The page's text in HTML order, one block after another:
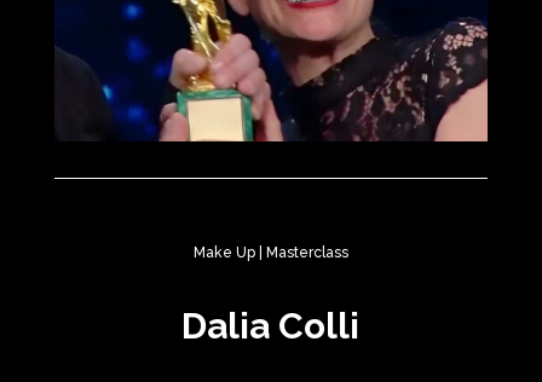
Make Up| Masterclass
Dalia Colli